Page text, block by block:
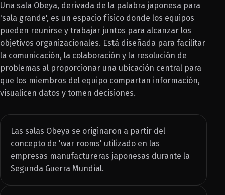
Una sala Obeya, derivada de la palabra japonesa para
'sala grande', es un espacio físico donde los equipos
pueden reunirse y trabajar juntos para alcanzar los
objetivos organizacionales. Está diseñada para facilitar
la comunicación, la colaboración y la resolución de
problemas al proporcionar una ubicación central para
que los miembros del equipo compartan información,
visualicen datos y tomen decisiones.
Las salas Obeya se originaron a partir del
concepto de 'war rooms' utilizado en las
empresas manufactureras japonesas durante la
Segunda Guerra Mundial.